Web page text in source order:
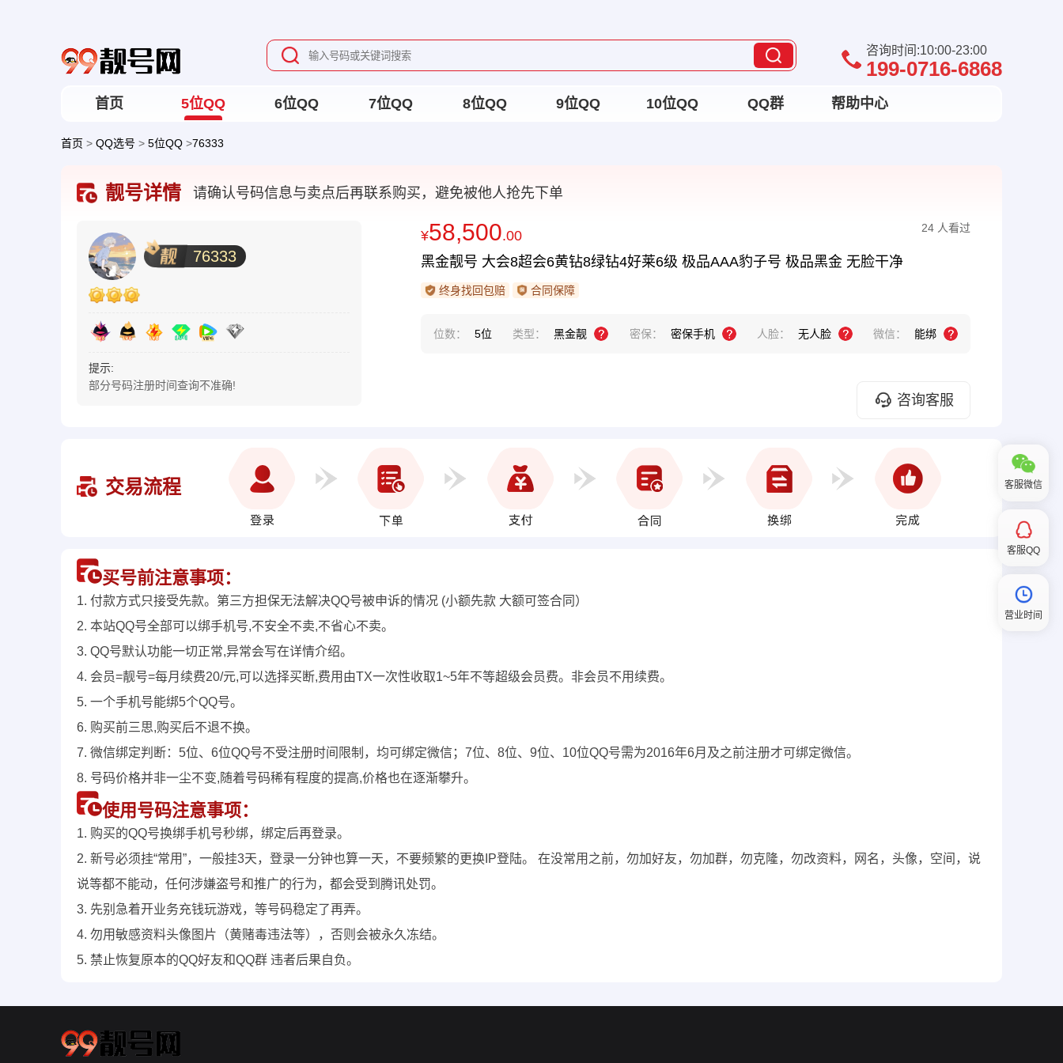
咨询时间:10:00-23:00
199-0716-6868
首页 5位QQ 6位QQ 7位QQ 8位QQ 9位QQ 10位QQ QQ群 帮助中心
首页 > QQ选号 > 5位QQ >76333
靓号详情 请确认号码信息与卖点后再联系购买，避免被他人抢先下单
76333
提示:
部分号码注册时间查询不准确!
¥58,500.00 24 人看过
黑金靓号 大会8超会6黄钻8绿钻4好莱6级 极品AAA豹子号 极品黑金 无脸干净
终身找回包赔 合同保障
位数： 5位 类型： 黑金靓 密保： 密保手机 人脸： 无人脸 微信： 能绑
咨询客服
交易流程
买号前注意事项：
1. 付款方式只接受先款。第三方担保无法解决QQ号被申诉的情况 (小额先款 大额可签合同）
2. 本站QQ号全部可以绑手机号,不安全不卖,不省心不卖。
3. QQ号默认功能一切正常,异常会写在详情介绍。
4. 会员=靓号=每月续费20/元,可以选择买断,费用由TX一次性收取1~5年不等超级会员费。非会员不用续费。
5. 一个手机号能绑5个QQ号。
6. 购买前三思,购买后不退不换。
7. 微信绑定判断：5位、6位QQ号不受注册时间限制，均可绑定微信；7位、8位、9位、10位QQ号需为2016年6月及之前注册才可绑定微信。
8. 号码价格并非一尘不变,随着号码稀有程度的提高,价格也在逐渐攀升。
使用号码注意事项：
1. 购买的QQ号换绑手机号秒绑，绑定后再登录。
2. 新号必须挂“常用”，一般挂3天，登录一分钟也算一天，不要频繁的更换IP登陆。 在没常用之前，勿加好友，勿加群，勿克隆，勿改资料，网名，头像，空间，说
说等都不能动，任何涉嫌盗号和推广的行为，都会受到腾讯处罚。
3. 先别急着开业务充钱玩游戏，等号码稳定了再弄。
4. 勿用敏感资料头像图片（黄赌毒违法等），否则会被永久冻结。
5. 禁止恢复原本的QQ好友和QQ群 违者后果自负。
客服微信
客服QQ
营业时间